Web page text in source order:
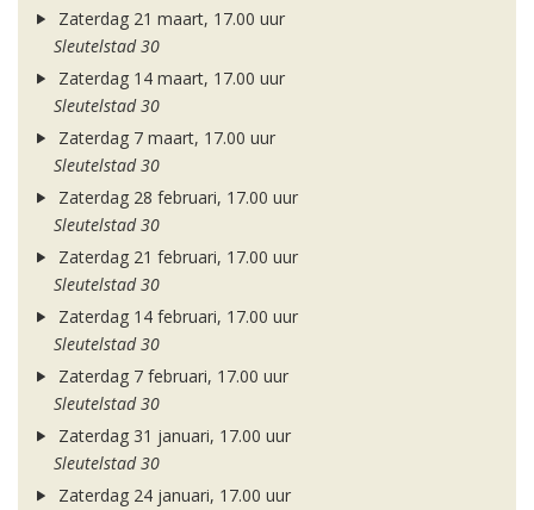
Zaterdag 21 maart, 17.00 uur
Sleutelstad 30
Zaterdag 14 maart, 17.00 uur
Sleutelstad 30
Zaterdag 7 maart, 17.00 uur
Sleutelstad 30
Zaterdag 28 februari, 17.00 uur
Sleutelstad 30
Zaterdag 21 februari, 17.00 uur
Sleutelstad 30
Zaterdag 14 februari, 17.00 uur
Sleutelstad 30
Zaterdag 7 februari, 17.00 uur
Sleutelstad 30
Zaterdag 31 januari, 17.00 uur
Sleutelstad 30
Zaterdag 24 januari, 17.00 uur